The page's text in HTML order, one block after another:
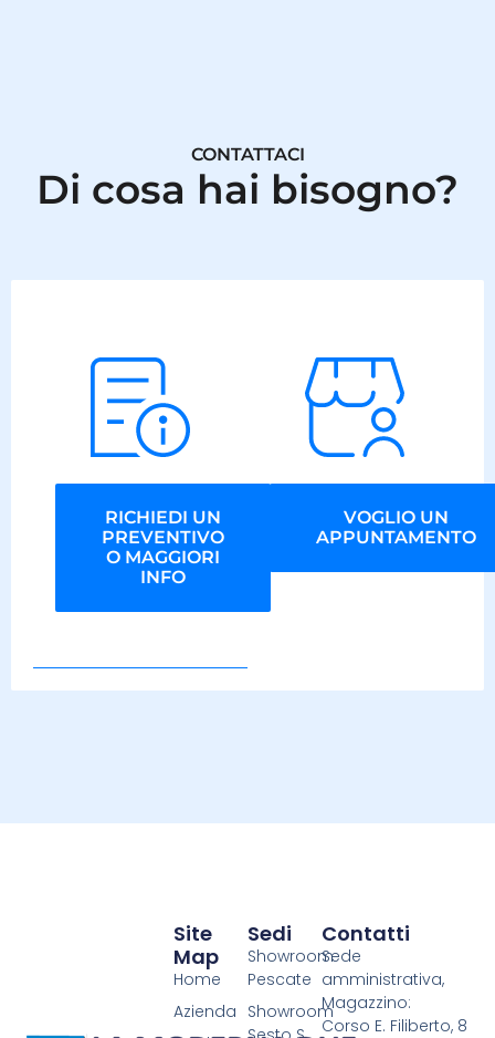
CONTATTACI
Di cosa hai bisogno?
RICHIEDI UN
PREVENTIVO
O MAGGIORI
INFO
VOGLIO UN
APPUNTAMENTO
Sedi
Showroom
Pescate
Showroom
Site
Map
Home
Azienda
Contatti
Sede
amministrativa,
Magazzino:
Corso E. Filiberto, 8